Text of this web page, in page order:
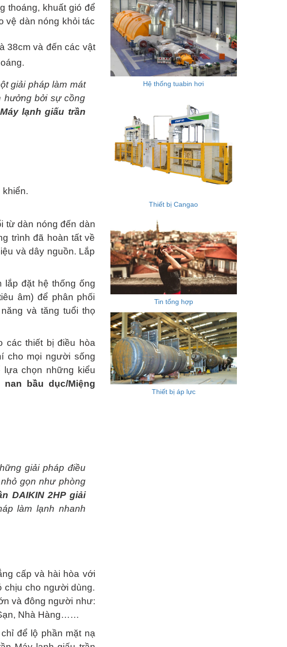
thoáng, khuất gió để
vệ dàn nóng khỏi tác
38cm và đến các vật
giải pháp làm mát
hưởng bởi sự cồng
lạnh giấu trần
khiển.
từ dàn nóng đến dàn
trình đã hoàn tất về
và dây nguồn. Lắp
lắp đặt hệ thống ống
âm) để phân phối
và tăng tuổi thọ
các thiết bị điều hòa
cho mọi người sống
chọn những kiểu
nan bầu dục/Miệng
giải pháp điều
gọn như phòng
DAIKIN 2HP giải
làm lạnh nhanh
cấp và hài hòa với
chịu cho người dùng.
và đông người như:
Nhà Hàng……
để lộ phần mặt nạ
Hệ thống tuabin hơi
Thiết bị Cangao
Tin tổng hợp
Thiết bị áp lực